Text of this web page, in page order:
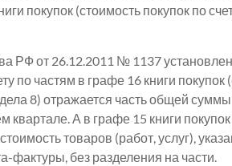
покупок (стоимость покупок по
РФ от 26.12.2011 № 1137
по частям в графе 16 книги
8) отражается часть общей
квартале. А в графе 15 книги
товаров (работ, услуг),
фактуры, без разделения на части.